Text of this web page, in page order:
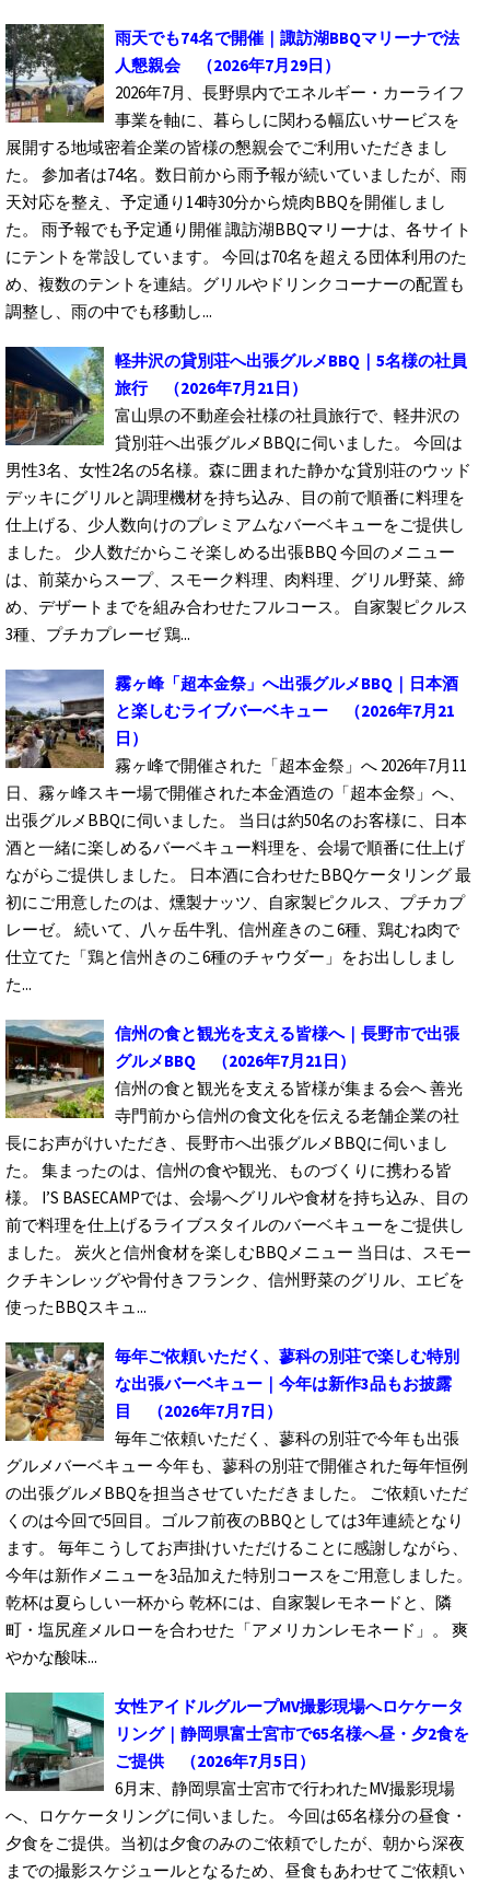
雨天でも74名で開催｜諏訪湖BBQマリーナで法
人懇親会
（2026年7月29日）
2026年7月、長野県内でエネルギー・カーライフ
事業を軸に、暮らしに関わる幅広いサービスを
展開する地域密着企業の皆様の懇親会でご利用いただきまし
た。 参加者は74名。数日前から雨予報が続いていましたが、雨
天対応を整え、予定通り14時30分から焼肉BBQを開催しまし
た。 雨予報でも予定通り開催 諏訪湖BBQマリーナは、各サイト
にテントを常設しています。 今回は70名を超える団体利用のた
め、複数のテントを連結。グリルやドリンクコーナーの配置も
調整し、雨の中でも移動し...
軽井沢の貸別荘へ出張グルメBBQ｜5名様の社員
旅行
（2026年7月21日）
富山県の不動産会社様の社員旅行で、軽井沢の
貸別荘へ出張グルメBBQに伺いました。 今回は
男性3名、女性2名の5名様。森に囲まれた静かな貸別荘のウッド
デッキにグリルと調理機材を持ち込み、目の前で順番に料理を
仕上げる、少人数向けのプレミアムなバーベキューをご提供し
ました。 少人数だからこそ楽しめる出張BBQ 今回のメニュー
は、前菜からスープ、スモーク料理、肉料理、グリル野菜、締
め、デザートまでを組み合わせたフルコース。 自家製ピクルス
3種、プチカプレーゼ 鶏...
霧ヶ峰「超本金祭」へ出張グルメBBQ｜日本酒
と楽しむライブバーベキュー
（2026年7月21
日）
霧ヶ峰で開催された「超本金祭」へ 2026年7月11
日、霧ヶ峰スキー場で開催された本金酒造の「超本金祭」へ、
出張グルメBBQに伺いました。 当日は約50名のお客様に、日本
酒と一緒に楽しめるバーベキュー料理を、会場で順番に仕上げ
ながらご提供しました。 日本酒に合わせたBBQケータリング 最
初にご用意したのは、燻製ナッツ、自家製ピクルス、プチカプ
レーゼ。 続いて、八ヶ岳牛乳、信州産きのこ6種、鶏むね肉で
仕立てた「鶏と信州きのこ6種のチャウダー」をお出ししまし
た...
信州の食と観光を支える皆様へ｜長野市で出張
グルメBBQ
（2026年7月21日）
信州の食と観光を支える皆様が集まる会へ 善光
寺門前から信州の食文化を伝える老舗企業の社
長にお声がけいただき、長野市へ出張グルメBBQに伺いまし
た。 集まったのは、信州の食や観光、ものづくりに携わる皆
様。 I’S BASECAMPでは、会場へグリルや食材を持ち込み、目の
前で料理を仕上げるライブスタイルのバーベキューをご提供し
ました。 炭火と信州食材を楽しむBBQメニュー 当日は、スモー
クチキンレッグや骨付きフランク、信州野菜のグリル、エビを
使ったBBQスキュ...
毎年ご依頼いただく、蓼科の別荘で楽しむ特別
な出張バーベキュー｜今年は新作3品もお披露
目
（2026年7月7日）
毎年ご依頼いただく、蓼科の別荘で今年も出張
グルメバーベキュー 今年も、蓼科の別荘で開催された毎年恒例
の出張グルメBBQを担当させていただきました。 ご依頼いただ
くのは今回で5回目。ゴルフ前夜のBBQとしては3年連続となり
ます。 毎年こうしてお声掛けいただけることに感謝しながら、
今年は新作メニューを3品加えた特別コースをご用意しました。
乾杯は夏らしい一杯から 乾杯には、自家製レモネードと、隣
町・塩尻産メルローを合わせた「アメリカンレモネード」。 爽
やかな酸味...
女性アイドルグループMV撮影現場へロケケータ
リング｜静岡県富士宮市で65名様へ昼・夕2食を
ご提供
（2026年7月5日）
6月末、静岡県富士宮市で行われたMV撮影現場
へ、ロケケータリングに伺いました。 今回は65名様分の昼食・
夕食をご提供。当初は夕食のみのご依頼でしたが、朝から深夜
までの撮影スケジュールとなるため、昼食もあわせてご依頼い